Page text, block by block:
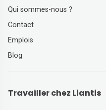
Qui sommes-nous ?
Contact
Emplois
Blog
Travailler chez Liantis